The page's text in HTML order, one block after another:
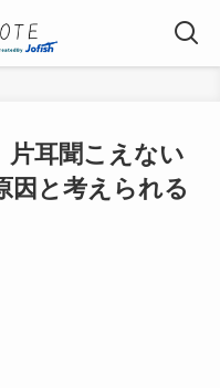
片耳聞こえない
因と考えられる